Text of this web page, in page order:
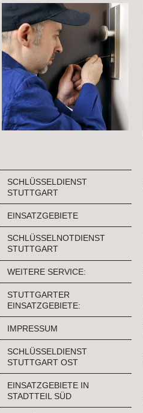
SCHLÜSSELDIENST
STUTTGART
EINSATZGEBIETE
SCHLÜSSELNOTDIENST
STUTTGART
WEITERE SERVICE:
STUTTGARTER
EINSATZGEBIETE:
IMPRESSUM
SCHLÜSSELDIENST
STUTTGART OST
EINSATZGEBIETE IN
STADTTEIL SÜD